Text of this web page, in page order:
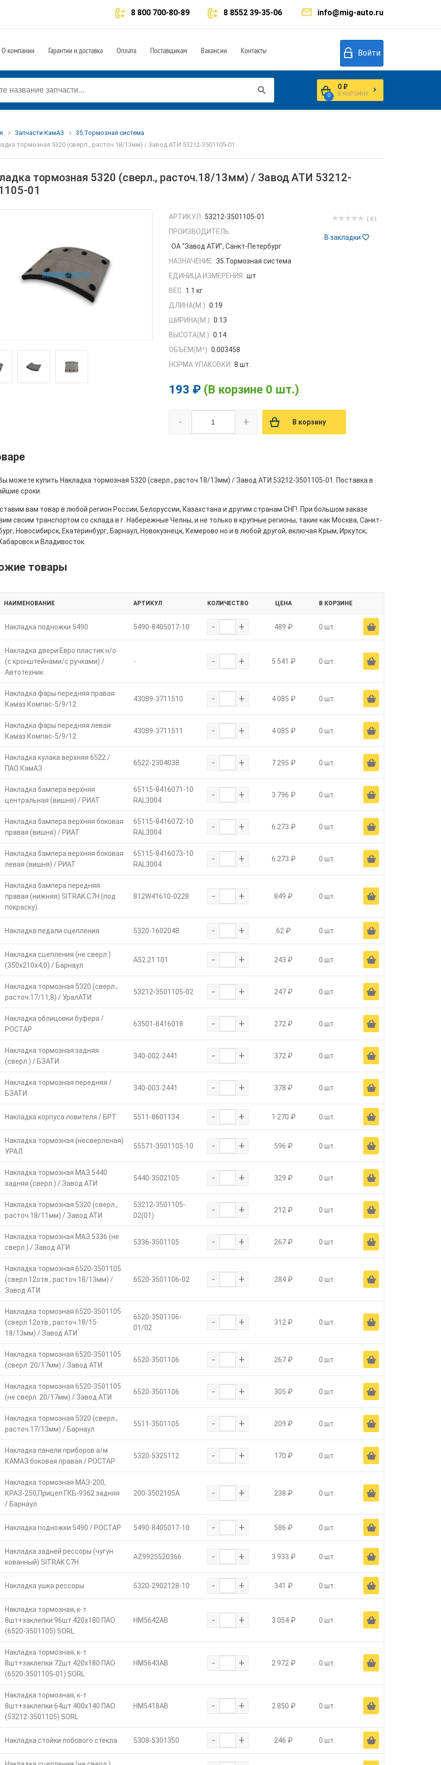
info@mig-auto.ru
8 8552 39-35-06
8 800 700-80-89
О компании Гарантии и доставка Оплата Поставщикам Вакансии Контакты Войти
0
0 ₽
В КОРЗИНУ
Запчасти КамАЗ
35.Тормозная система
тормозная 5320 (сверл., расточ.18/13мм) / Завод АТИ 53212-3501105-01
тормозная 5320 (сверл., расточ.18/13мм) / Завод АТИ 53212-
01
( 0 )
В закладки
АРТИКУЛ: 53212-3501105-01
ПРОИЗВОДИТЕЛЬ:
ОА "Завод АТИ", Санкт-Петербург
НАЗНАЧЕНИЕ: 35.Тормозная система
ЕДИНИЦА ИЗМЕРЕНИЯ: шт
ВЕС: 1.1 кг
ДЛИНА(М.): 0.19
ШИРИНА(М.): 0.13
ВЫСОТА(М.): 0.14
ОБЪЕМ(M³): 0.003458
НОРМА УПАКОВКИ: 8 шт.
193 ₽ (В корзине 0 шт.)
- + В корзину
можете купить Накладка тормозная 5320 (сверл., расточ.18/13мм) / Завод АТИ 53212-3501105-01. Поставка в
сроки.
вам товар в любой регион России, Белоруссии, Казахстана и другим странам СНГ!. При большом заказе
своим транспортом со склада в г. Набережные Челны, и не только в крупные регионы, такие как Москва, Санкт-
Новосибирск, Екатеринбург, Барнаул, Новокузнецк, Кемерово но и в любой другой, включая Крым, Иркутск,
и Владивосток.
товары
НАИМЕНОВАНИЕ АРТИКУЛ КОЛИЧЕСТВО ЦЕНА В КОРЗИНЕ
Накладка подножки 5490 5490-8405017-10 - + 489 ₽ 0 шт. Ä
Накладка двери Евро пластик н/о
(с кронштейнами/с ручками) /
Автотехник
- - + 5 541 ₽ 0 шт. Ä
Накладка фары передняя правая
Камаз Компас-5/9/12
43089-3711510 - + 4 085 ₽ 0 шт. Ä
Накладка фары передняя левая
Камаз Компас-5/9/12
43089-3711511 - + 4 085 ₽ 0 шт. Ä
Накладка кулака верхняя 6522 /
ПАО КамАЗ
6522-2304038 - + 7 295 ₽ 0 шт. Ä
Накладка бампера верхняя
центральная (вишня) / РИАТ
65115-8416071-10
RAL3004
- + 3 796 ₽ 0 шт. Ä
Накладка бампера верхняя боковая
правая (вишня) / РИАТ
65115-8416072-10
RAL3004
- + 6 273 ₽ 0 шт. Ä
Накладка бампера верхняя боковая
левая (вишня) / РИАТ
65115-8416073-10
RAL3004
- + 6 273 ₽ 0 шт. Ä
Накладка бампера передняя
правая (нижняя) SITRAK C7H (под
покраску)
812W41610-0228 - + 849 ₽ 0 шт. Ä
Накладка педали сцепления 5320-1602048 - + 62 ₽ 0 шт. Ä
Накладка сцепления (не сверл.)
(350х210х4,0) / Барнаул
A52.21.101 - + 243 ₽ 0 шт. Ä
Накладка тормозная 5320 (сверл.,
расточ.17/11,8) / УралАТИ
53212-3501105-02 - + 247 ₽ 0 шт. Ä
Накладка облицовки буфера /
РОСТАР
63501-8416018 - + 272 ₽ 0 шт. Ä
Накладка тормозная задняя
(сверл.) / БЗАТИ
340-002-2441 - + 372 ₽ 0 шт. Ä
Накладка тормозная передняя /
БЗАТИ
340-003-2441 - + 378 ₽ 0 шт. Ä
Накладка корпуса ловителя / БРТ 5511-8601134 - + 1 270 ₽ 0 шт. Ä
Накладка тормозная (несверленая)
УРАЛ
55571-3501105-10 - + 596 ₽ 0 шт. Ä
Накладка тормозная МАЗ 5440
задняя (сверл.) / Завод АТИ
5440-3502105 - + 329 ₽ 0 шт. Ä
Накладка тормозная 5320 (сверл.,
расточ.18/11мм) / Завод АТИ
53212-3501105-
02(01)
- + 212 ₽ 0 шт. Ä
Накладка тормозная МАЗ 5336 (не
сверл.) / Завод АТИ
5336-3501105 - + 267 ₽ 0 шт. Ä
Накладка тормозная 6520-3501105
(сверл.12отв., расточ.18/13мм) /
Завод АТИ
6520-3501106-02 - + 284 ₽ 0 шт. Ä
Накладка тормозная 6520-3501105
(сверл.12отв., расточ.18/15-
18/13мм) / Завод АТИ
6520-3501106-
01/02
- + 312 ₽ 0 шт. Ä
Накладка тормозная 6520-3501105
(сверл. 20/17мм) / Завод АТИ
6520-3501106 - + 267 ₽ 0 шт. Ä
Накладка тормозная 6520-3501105
(не сверл. 20/17мм) / Завод АТИ
6520-3501106 - + 305 ₽ 0 шт. Ä
Накладка тормозная 5320 (сверл.,
расточ.17/13мм) / Барнаул
5511-3501105 - + 209 ₽ 0 шт. Ä
Накладка панели приборов а/м
КАМАЗ боковая правая / РОСТАР
5320-5325112 - + 170 ₽ 0 шт. Ä
Накладка тормозная МАЗ-200,
КРАЗ-250,Прицеп ГКБ-9362 задняя
/ Барнаул
200-3502105А - + 238 ₽ 0 шт. Ä
Накладка подножки 5490 / РОСТАР 5490-8405017-10 - + 586 ₽ 0 шт. Ä
Накладка задней рессоры (чугун
кованный) SITRAK C7H
AZ9925520366 - + 3 933 ₽ 0 шт. Ä
Накладка ушка рессоры 5320-2902128-10 - + 341 ₽ 0 шт. Ä
Накладка тормозная, к-т
8шт+заклепки 96шт 420х180 ПАО
(6520-3501105) SORL
HM5642AB - + 3 054 ₽ 0 шт. Ä
Накладка тормозная, к-т
8шт+заклепки 72шт 420х180 ПАО
(6520-3501105-01) SORL
HM5643AB - + 2 972 ₽ 0 шт. Ä
Накладка тормозная, к-т
8шт+заклепки 64шт 400х140 ПАО
(53212-3501105) SORL
HM5418AB - + 2 850 ₽ 0 шт. Ä
Накладка стойки лобового стекла 5308-5301350 - + 246 ₽ 0 шт. Ä